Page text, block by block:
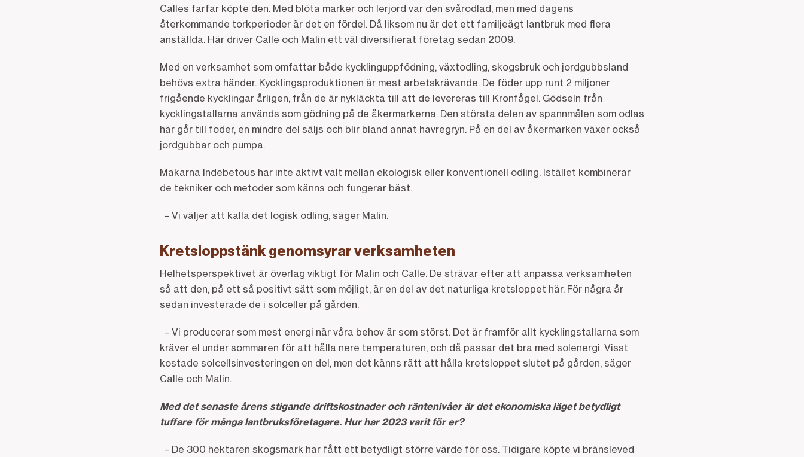
Calles farfar köpte den. Med blöta marker och lerjord var den svårodlad, men med dagens
återkommande torkperioder är det en fördel. Då liksom nu är det ett familjeägt lantbruk med flera
anställda. Här driver Calle och Malin ett väl diversifierat företag sedan 2009.
Med en verksamhet som omfattar både kycklinguppfödning, växtodling, skogsbruk och jordgubbsland
behövs extra händer. Kycklingsproduktionen är mest arbetskrävande. De föder upp runt 2 miljoner
frigående kycklingar årligen, från de är nykläckta till att de levereras till Kronfågel. Gödseln från
kycklingstallarna används som gödning på de åkermarkerna. Den största delen av spannmålen som odlas
här går till foder, en mindre del säljs och blir bland annat havregryn. På en del av åkermarken växer också
jordgubbar och pumpa.
Makarna Indebetous har inte aktivt valt mellan ekologisk eller konventionell odling. Istället kombinerar
de tekniker och metoder som känns och fungerar bäst.
– Vi väljer att kalla det logisk odling, säger Malin.
Kretsloppstänk genomsyrar verksamheten
Helhetsperspektivet är överlag viktigt för Malin och Calle. De strävar efter att anpassa verksamheten
så att den, på ett så positivt sätt som möjligt, är en del av det naturliga kretsloppet här. För några år
sedan investerade de i solceller på gården.
– Vi producerar som mest energi när våra behov är som störst. Det är framför allt kycklingstallarna som
kräver el under sommaren för att hålla nere temperaturen, och då passar det bra med solenergi. Visst
kostade solcellsinvesteringen en del, men det känns rätt att hålla kretsloppet slutet på gården, säger
Calle och Malin.
Med det senaste årens stigande driftskostnader och räntenivåer är det ekonomiska läget betydligt
tuffare för många lantbruksföretagare. Hur har 2023 varit för er?
– De 300 hektaren skogsmark har fått ett betydligt större värde för oss. Tidigare köpte vi bränsleved